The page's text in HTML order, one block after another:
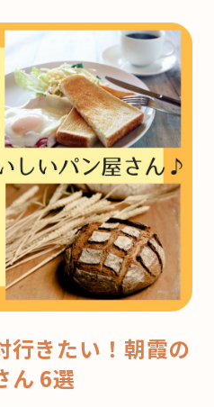
行きたい！朝霞の
ん 6選